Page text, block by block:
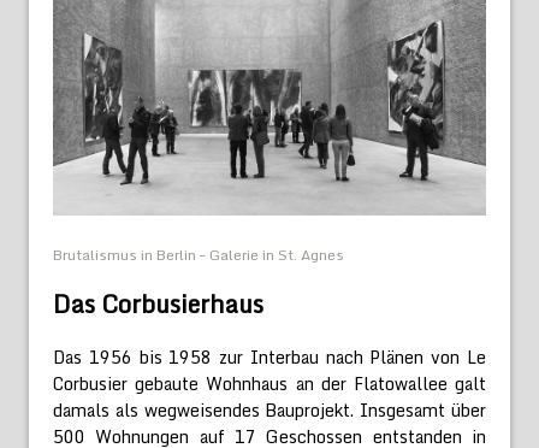
Brutalismus in Berlin – Galerie in St. Agnes
Das Corbusierhaus
Das 1956 bis 1958 zur Interbau nach Plänen von Le
Corbusier gebaute Wohnhaus an der Flatowallee galt
damals als wegweisendes Bauprojekt. Insgesamt über
500 Wohnungen auf 17 Geschossen entstanden in